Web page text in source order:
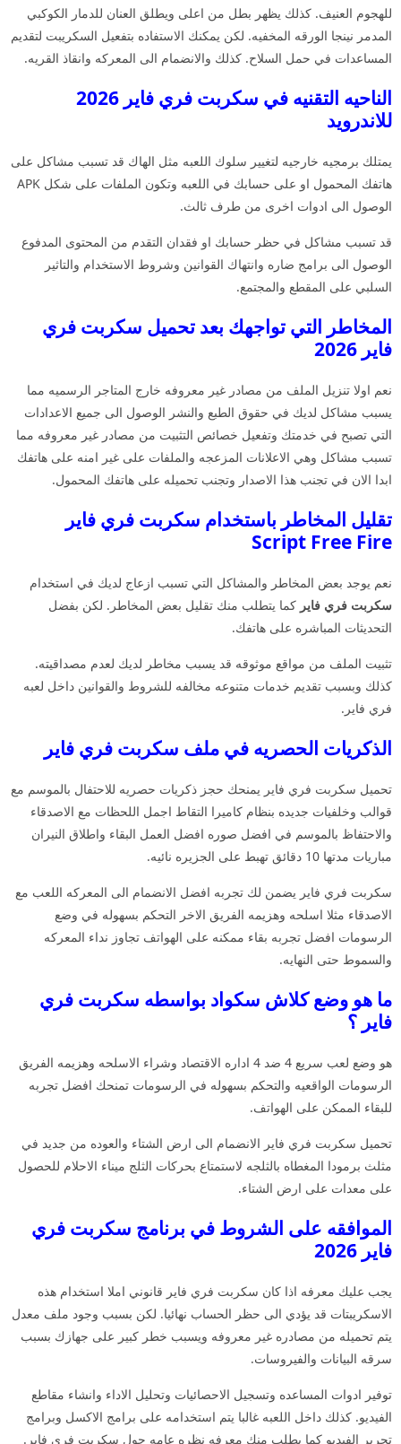
للهجوم العنيف. كذلك يظهر بطل من اعلى ويطلق العنان للدمار الكوكبي
المدمر نينجا الورقه المخفيه. لكن يمكنك الاستفاده بتفعيل السكريبت لتقديم
المساعدات في حمل السلاح. كذلك والانضمام الى المعركه وانقاذ القريه.
الناحيه التقنيه في سكربت فري فاير 2026
للاندرويد
يمتلك برمجيه خارجيه لتغيير سلوك اللعبه مثل الهاك قد تسبب مشاكل على
هاتفك المحمول او على حسابك في اللعبه وتكون الملفات على شكل APK
الوصول الى ادوات اخرى من طرف ثالث.
قد تسبب مشاكل في حظر حسابك او فقدان التقدم من المحتوى المدفوع
الوصول الى برامج ضاره وانتهاك القوانين وشروط الاستخدام والتاثير
السلبي على المقطع والمجتمع.
المخاطر التي تواجهك بعد تحميل سكربت فري
فاير 2026
نعم اولا تنزيل الملف من مصادر غير معروفه خارج المتاجر الرسميه مما
يسبب مشاكل لديك في حقوق الطبع والنشر الوصول الى جميع الاعدادات
التي تصبح في خدمتك وتفعيل خصائص التثبيت من مصادر غير معروفه مما
تسبب مشاكل وهي الاعلانات المزعجه والملفات على غير امنه على هاتفك
ابدا الان في تجنب هذا الاصدار وتجنب تحميله على هاتفك المحمول.
تقليل المخاطر باستخدام سكربت فري فاير
Script Free Fire
نعم يوجد بعض المخاطر والمشاكل التي تسبب ازعاج لديك في استخدام
سكربت فري فاير كما يتطلب منك تقليل بعض المخاطر. لكن بفضل
التحديثات المباشره على هاتفك.
تثبيت الملف من مواقع موثوقه قد يسبب مخاطر لديك لعدم مصداقيته.
كذلك وبسبب تقديم خدمات متنوعه مخالفه للشروط والقوانين داخل لعبه
فري فاير.
الذكريات الحصريه في ملف سكربت فري فاير
تحميل سكربت فري فاير يمنحك حجز ذكريات حصريه للاحتفال بالموسم مع
قوالب وخلفيات جديده بنظام كاميرا التقاط اجمل اللحظات مع الاصدقاء
والاحتفاظ بالموسم في افضل صوره افضل العمل البقاء واطلاق النيران
مباريات مدتها 10 دقائق تهبط على الجزيره نائيه.
سكربت فري فاير يضمن لك تجربه افضل الانضمام الى المعركه اللعب مع
الاصدقاء مثلا اسلحه وهزيمه الفريق الاخر التحكم بسهوله في وضع
الرسومات افضل تجربه بقاء ممكنه على الهواتف تجاوز نداء المعركه
والسموط حتى النهايه.
ما هو وضع كلاش سكواد بواسطه سكربت فري
فاير ؟
هو وضع لعب سريع 4 ضد 4 اداره الاقتصاد وشراء الاسلحه وهزيمه الفريق
الرسومات الواقعيه والتحكم بسهوله في الرسومات تمنحك افضل تجربه
للبقاء الممكن على الهواتف.
تحميل سكربت فري فاير الانضمام الى ارض الشتاء والعوده من جديد في
مثلث برمودا المغطاه بالثلجه لاستمتاع بحركات الثلج ميناء الاحلام للحصول
على معدات على ارض الشتاء.
الموافقه على الشروط في برنامج سكربت فري
فاير 2026
يجب عليك معرفه اذا كان سكربت فري فاير قانوني املا استخدام هذه
الاسكريبتات قد يؤدي الى حظر الحساب نهائيا. لكن بسبب وجود ملف معدل
يتم تحميله من مصادره غير معروفه ويسبب خطر كبير على جهازك بسبب
سرقه البيانات والفيروسات.
توفير ادوات المساعده وتسجيل الاحصائيات وتحليل الاداء وانشاء مقاطع
الفيديو. كذلك داخل اللعبه غالبا يتم استخدامه على برامج الاكسل وبرامج
تحرير الفيديو كما يطلب منك معرفه نظره عامه حول سكربت فري فاير.